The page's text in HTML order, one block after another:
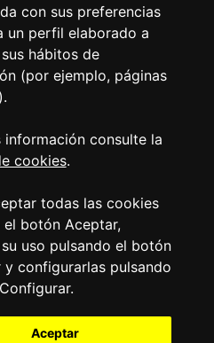
con sus preferencias
un perfil elaborado a
hábitos de
(por ejemplo, páginas
información consulte la
cookies.
todas las cookies
el botón Aceptar,
uso pulsando el botón
y configurarlas pulsando
Aceptar